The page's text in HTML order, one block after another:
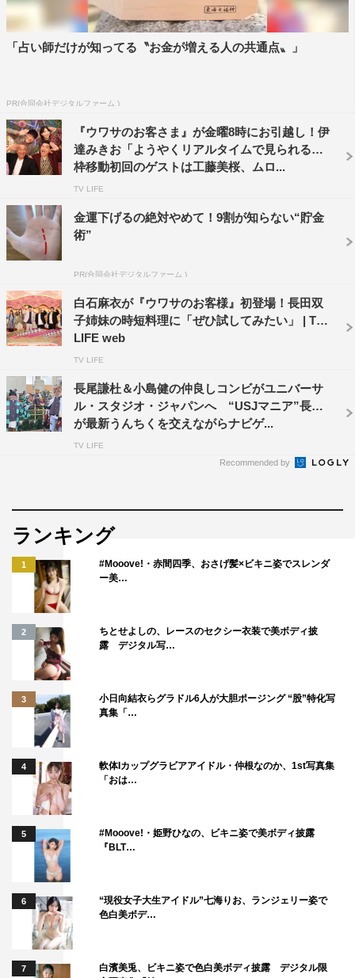
は以前にも番組にから揚げ大好き声優として登場している
が、から揚げ好きが高じて“ベストから揚げニスト”という
称号を手にしている、真のから揚げ好き。今回は番組で、
『ウワサのお客さま』で2度目となる激辛部の激辛道場破
りには、部長の片瀬那奈、瑛茉ジャスミンに加え、ぺこぱ
が参戦。4人中2人が完食すれば成功というルールで道場破
りに挑む。
まずは池袋にあるインド料理店「サフラン」に殴り込み、
レー店で長年アルバイト経験があるというぺこばの松陰寺
太勇はカレーのスパイスには慣れていると自信満々で挑む
も、冒頭から大苦戦。そんな中、辛さをもろともせず食べ
進める瑛茉ジャスミン。そして意外にもシュウペイが善戦
する。
続いて一行は下北沢の鉄板焼き店を訪れ、見た目も凶暴
な“死神モダン”に挑戦する。実はこれまで完食に成功した
人はまだいないという番組史上最強の敵に勝つことはでき
るのか？さらに、進行役の雨宮萌果も参戦。脅威のパワー
を見せ、最後には感動の結末が…。
さらに番組では、「ゲストお客さまウオッチャー」として
参加している深田恭子にまつわるウワサを本人の証言を基
に検証する。
「占い師だけが知ってる〝お金が増える人の共通点〟」
PR(合同会社デジタルファーム )
『ウワサのお客さま』が金曜8時にお引越し！伊
達みきお「ようやくリアルタイムで見られる」
枠移動初回のゲストは工藤美桜、ムロ...
TV LIFE
金運下げるの絶対やめて！9割が知らない“貯金
術”
PR(合同会社デジタルファーム )
白石麻衣が『ウワサのお客様』初登場！長田双
子姉妹の時短料理に「ぜひ試してみたい」 | TV
LIFE web
TV LIFE
長尾謙杜＆小島健の仲良しコンビがユニバーサ
ル・スタジオ・ジャパンへ “USJマニア”長尾
が最新うんちくを交えながらナビゲ...
TV LIFE
Recommended by
ランキング
1
#Mooove!・赤間四季、おさげ髪×ビキニ姿でスレンダ
ー美…
2
ちとせよしの、レースのセクシー衣装で美ボディ披
露 デジタル写…
3
小日向結衣らグラドル6人が大胆ポージング “股”特化写
真集「…
4
軟体Iカップグラビアアイドル・仲根なのか、1st写真集
「おは…
5
#Mooove!・姫野ひなの、ビキニ姿で美ボディ披露
『BLT…
6
“現役女子大生アイドル”七海りお、ランジェリー姿で
色白美ボデ…
7
白濱美兎、ビキニ姿で色白美ボディ披露 デジタル限